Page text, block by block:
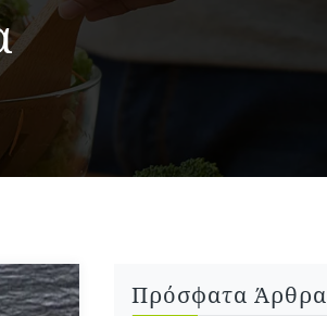
Πρόσφατα Άρθρα